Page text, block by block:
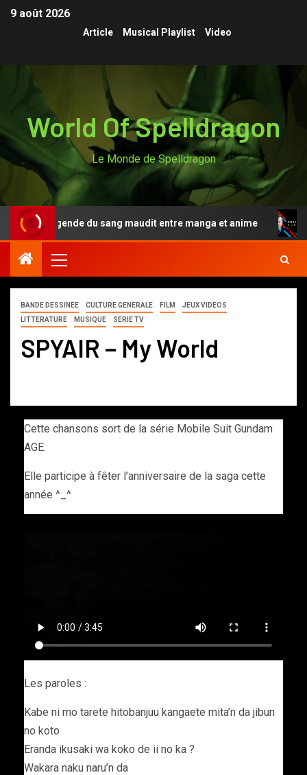
9 août 2026
Article Musical Playlist Video
World Of Spelldragon
Le Monde de Spelldragon
la légende du sang maudit entre manga et anime
BANDE DESSINÉE CULTURE GENERALE FILM
JEUX VIDEOS
LITTERATURE
MUSIQUE SERIE TV
SPYAIR – My World
Cette chansons sort de la série Mobile Suit Gundam
AGE.
Elle participe à fêter l’anniversaire de la saga cette
année ^_^
Les paroles :
Kabe ni mo tarete hitobanjuu kangaete mita’n da jibun
no koto
Eranda ikusaki wa koko de ii no ka ?
Wakara naku naru’n da